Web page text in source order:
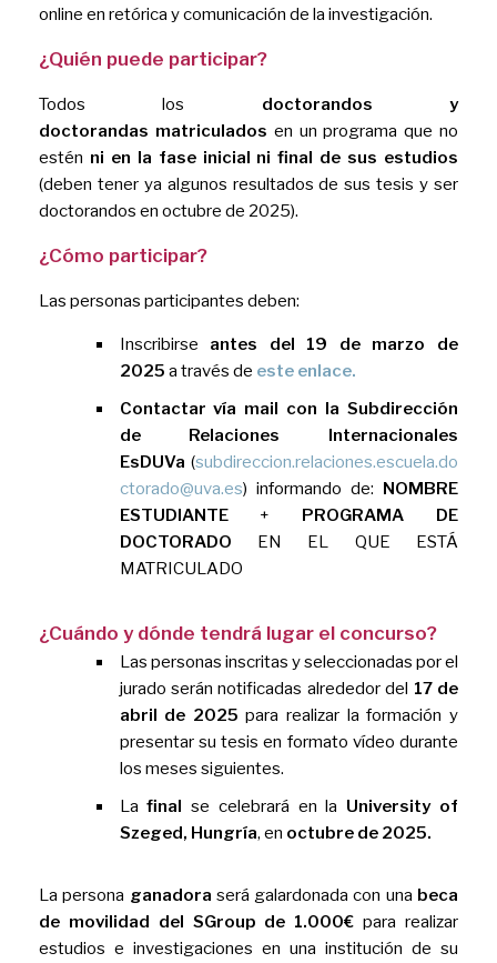
online en retórica y comunicación de la investigación.
¿Quién puede participar?
Todos los doctorandos y
doctorandas matriculados en un programa que no
estén ni en la fase inicial ni final de sus estudios
(deben tener ya algunos resultados de sus tesis y ser
doctorandos en octubre de 2025).
¿Cómo participar?
Las personas participantes deben:
Inscribirse antes del 19 de marzo de
2025 a través de este enlace.
Contactar vía mail con la Subdirección
de Relaciones Internacionales
EsDUVa (subdireccion.relaciones.escuela.do
ctorado@uva.es) informando de: NOMBRE
ESTUDIANTE+ PROGRAMA DE
DOCTORADO EN EL QUE ESTÁ
MATRICULADO
¿Cuándo y dónde tendrá lugar el concurso?
Las personas inscritas y seleccionadas por el
jurado serán notificadas alrededor del 17 de
abril de 2025 para realizar la formación y
presentar su tesis en formato vídeo durante
los meses siguientes.
Lafinal se celebrará en la University of
Szeged, Hungría, en octubre de 2025.
La persona ganadora será galardonada con una beca
de movilidad del SGroup de 1.000€para realizar
estudios e investigaciones en una institución de su